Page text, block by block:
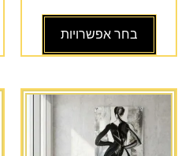
בחר אפשרויות